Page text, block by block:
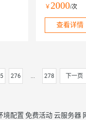
￥2000/次
查看详情
276 ... 278 下一页
境配置 免费活动云服务器